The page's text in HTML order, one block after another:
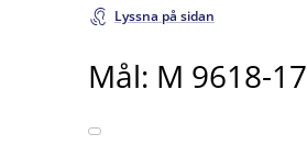
Lyssna på sidan
Mål: M 9618-17